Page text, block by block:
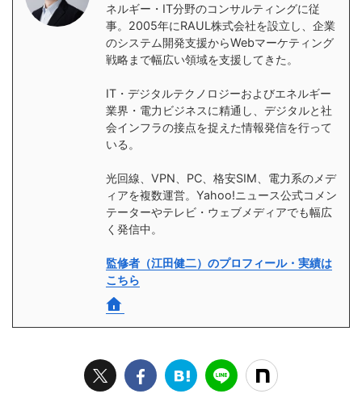
ネルギー・IT分野のコンサルティングに従
事。2005年にRAUL株式会社を設立し、企業
のシステム開発支援からWebマーケティング
戦略まで幅広い領域を支援してきた。
IT・デジタルテクノロジーおよびエネルギー
業界・電力ビジネスに精通し、デジタルと社
会インフラの接点を捉えた情報発信を行って
いる。
光回線、VPN、PC、格安SIM、電力系のメデ
ィアを複数運営。Yahoo!ニュース公式コメン
テーターやテレビ・ウェブメディアでも幅広
く発信中。
監修者（江田健二）のプロフィール・実績は
こちら